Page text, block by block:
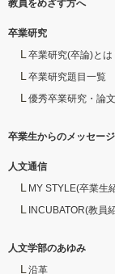
教員をめざす方へ
卒業研究
卒業研究(卒論)とは
卒業研究題目一覧
優秀卒業研究・論
卒業生からのメッセージ
人文通信
MY STYLE(卒業生
INCUBATOR(教員
人文学部のあゆみ
沿革